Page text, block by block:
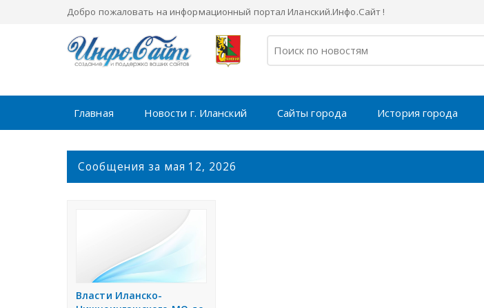
Добро пожаловать на информационный портал Иланский.Инфо.Сайт !
Главная Новости г. Иланский Сайты города История города
Сообщения за мая 12, 2026
Власти Иланско-